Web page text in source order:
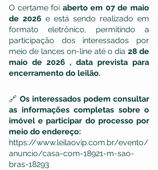
O certame foi aberto em 07 de maio
de 2026 e está sendo realizado em
formato eletrônico, permitindo a
participação dos interessados por
meio de lances on-line até o dia 28 de
maio de 2026 , data prevista para
encerramento do leilão.
🔗 Os interessados podem consultar
as informações completas sobre o
imóvel e participar do processo por
meio do endereço:
https://www.leilaovip.com.br/evento/
anuncio/casa-com-18921-m-sao-
bras-18293